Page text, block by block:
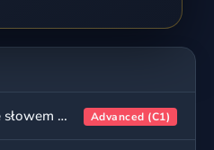
Transformacje zdań ze słowem kluczem - poziom zaawansowany, cz. 2 Advanced (C1)